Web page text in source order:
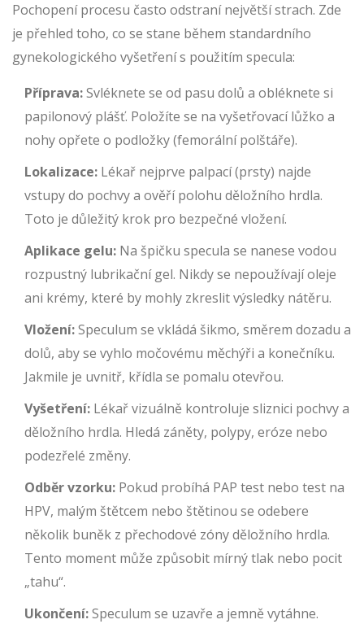
Pochopení procesu často odstraní největší strach. Zde
je přehled toho, co se stane během standardního
gynekologického vyšetření s použitím specula:
Příprava:Svléknete se od pasu dolů a obléknete si
papilonový plášť. Položíte se na vyšetřovací lůžko a
nohy opřete o podložky (femorální polštáře).
Lokalizace: Lékař nejprve palpací (prsty) najde
vstupy do pochvy a ověří polohu děložního hrdla.
Toto je důležitý krok pro bezpečné vložení.
Aplikace gelu: Na špičku specula se nanese vodou
rozpustný lubrikační gel. Nikdy se nepoužívají oleje
ani krémy, které by mohly zkreslit výsledky nátěru.
Vložení:Speculum se vkládá šikmo, směrem dozadu a
dolů, aby se vyhlo močovému měchýři a konečníku.
Jakmile je uvnitř, křídla se pomalu otevřou.
Vyšetření: Lékař vizuálně kontroluje sliznici pochvy a
děložního hrdla. Hledá záněty, polypy, eróze nebo
podezřelé změny.
Odběr vzorku: Pokud probíhá PAP test nebo test na
HPV, malým štětcem nebo štětinou se odebere
několik buněk z přechodové zóny děložního hrdla.
Tento moment může způsobit mírný tlak nebo pocit
„tahu“.
Ukončení:Speculum se uzavře a jemně vytáhne.